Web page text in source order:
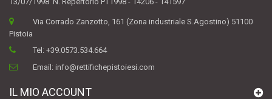
Via Corrado Zanzotto, 161 (Zona industriale S.Agostino) 51100
Pistoia
Tel:+39.0573.534.664
Email:info@rettifichepistoiesi.com
IL MIO ACCOUNT